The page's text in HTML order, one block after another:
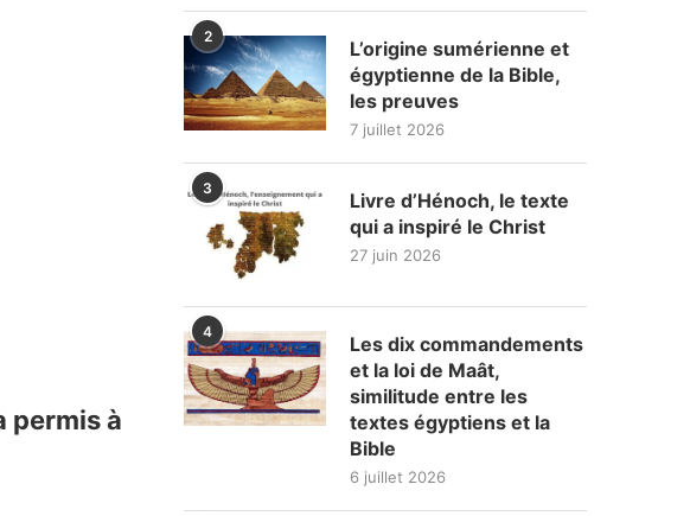
permis à
2
L’origine sumérienne et
égyptienne de la Bible,
les preuves
7 juillet 2026
3
Livre d’Hénoch, le texte
qui a inspiré le Christ
27 juin 2026
4
Les dix commandements
et la loi de Maât,
similitude entre les
textes égyptiens et la
Bible
6 juillet 2026